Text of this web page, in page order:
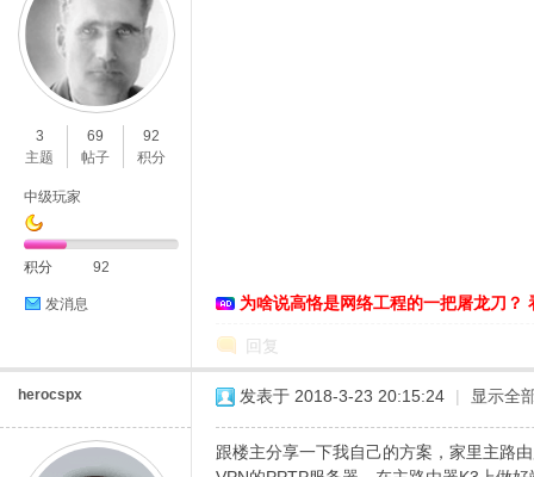
3
主题
69
帖子
92
积分
中级玩家
积分 92
发消息 为啥说高恪是网络工程的一把屠龙刀？
回复
herocspx 发表于 2018-3-23 20:15:24 | 显示全
跟楼主分享一下我自己的方案，家里主路